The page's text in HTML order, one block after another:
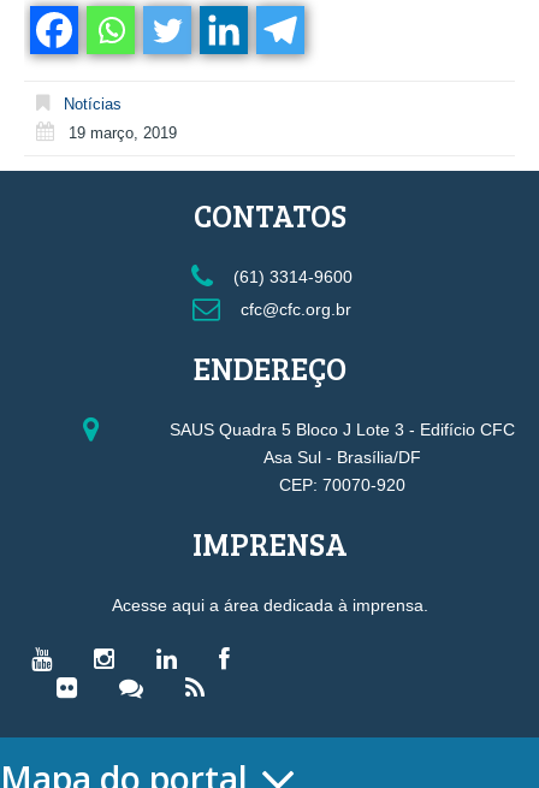
Notícias
19 março, 2019
CONTATOS
(61) 3314-9600
cfc@cfc.org.br
ENDEREÇO
SAUS Quadra 5 Bloco J Lote 3 - Edifício CFC
Asa Sul - Brasília/DF
CEP: 70070-920
IMPRENSA
Acesse aqui a área dedicada à imprensa.
Mapa do portal